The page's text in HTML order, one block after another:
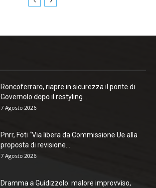
Roncoferraro, riapre in sicurezza il ponte di
Governolo dopo il restyling...
7 Agosto 2026
Pnrr, Foti “Via libera da Commissione Ue alla
proposta di revisione...
7 Agosto 2026
Dramma a Guidizzolo: malore improvviso,